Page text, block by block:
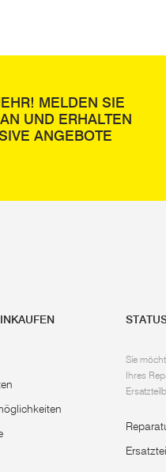
MELDEN SIE
UND ERHALTEN
ANGEBOTE
Sie
Ihres